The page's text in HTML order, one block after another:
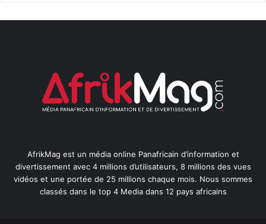
AfrikMag est un média online Panafricain d’information et
divertissement avec 4 millions d’utilisateurs, 8 millions des vues
vidéos et une portée de 25 millions chaque mois. Nous sommes
classés dans le top 4 Media dans 12 pays africains